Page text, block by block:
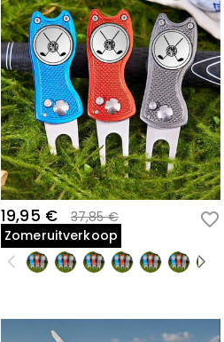
19,95 €
37,85 €
Zomeruitverkoop